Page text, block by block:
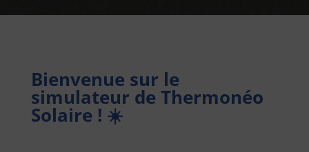
Bienvenue sur le
simulateur de Thermonéo
Solaire ! ☀️